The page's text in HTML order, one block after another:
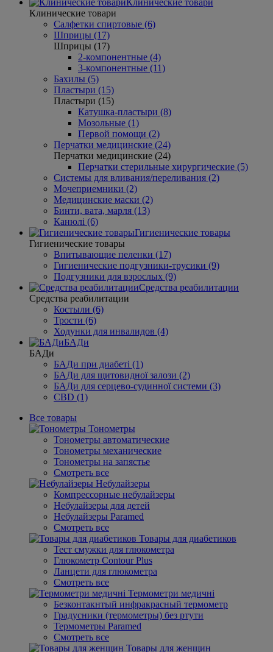
Клинические товари
Клинические товари
Салфетки спиртовые (6)
Шприцы (17)
Шприцы (17)
2-компонентные (4)
3-компонентные (11)
Бахилы (5)
Пластыри (15)
Пластыри (15)
Катушка-пластыри (8)
Мозольные (1)
Первой помощи (2)
Перчатки медицинские (24)
Перчатки медицинские (24)
Перчатки стерильные хирургические (5)
Системы для вливания/переливания (2)
Мочеприемники (2)
Медицинские маски (2)
Бинти, вата, марля (13)
Канюлі (6)
Гигиенические товары
Гигиенические товары
Впитывающие пеленки (17)
Гигиенические подгузники-трусики (9)
Подгузники для взрослых (9)
Средства реабилитации
Средства реабилитации
Костыли (6)
Трости (6)
Ходунки для инвалидов (4)
БАДи
БАДи
БАДи при диабеті (1)
БАДи для щитовидної залози (2)
БАДи для серцево-судинної системи (3)
CBD (1)
Все товары
Тонометры
Тонометры автоматические
Тонометры механические
Тонометры на запястье
Смотреть все
Небулайзеры
Компрессорные небулайзеры
Небулайзеры для детей
Небулайзеры Paramed
Смотреть все
Товары для диабетиков
Тест смужки для глюкометра
Глюкометр Contour Plus
Ланцети для глюкометра
Смотреть все
Термометри медичні
Безконтакнтый инфракрасный термометр
Градусники (термометры) без ртути
Термометры Paramed
Смотреть все
Товары для женщин